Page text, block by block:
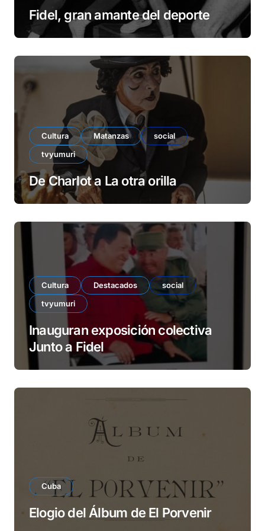
Fidel, gran amante del deporte
Cultura Matanzas
social
tvyumuri
De Charlot a La otra orilla
Cultura Destacados
social
tvyumuri
Inauguran exposición colectiva
Junto a Fidel
Cuba
Elogio del Álbum de El Porvenir